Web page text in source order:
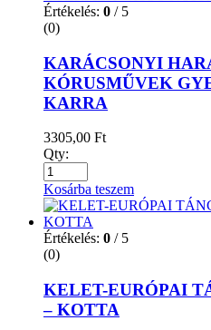
Értékelés: 0 / 5
(0)
KARÁCSONYI
KÓRUSMŰVEK
KARRA
3305,00 Ft
Qty:
Kosárba teszem
Értékelés: 0 / 5
(0)
KELET-EURÓPAI
– KOTTA